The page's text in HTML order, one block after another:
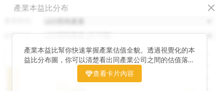
產業本益比分布 close
分類項目
產業本益比幫你快速掌握產業估值全貌。透過視覺化的本
益比分布圖，你可以清楚看出同產業公司之間的估值落
差，了解哪些股票相對被低估、哪些可能已偏貴。從中位
數、本益比範圍到個別公司位置，卡片讓你一眼辨識產業
查看卡片內容